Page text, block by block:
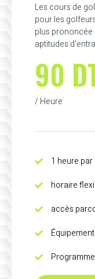
Les cours de
pour les
plus prononcée
aptitudes
90
/ Heure
1 heure
horaire
accès